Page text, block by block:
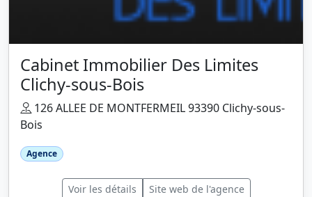
Cabinet Immobilier Des Limites
Clichy-sous-Bois
126 ALLEE DE MONTFERMEIL 93390 Clichy-sous-
Bois
Agence
Voir les détails Site web de l'agence